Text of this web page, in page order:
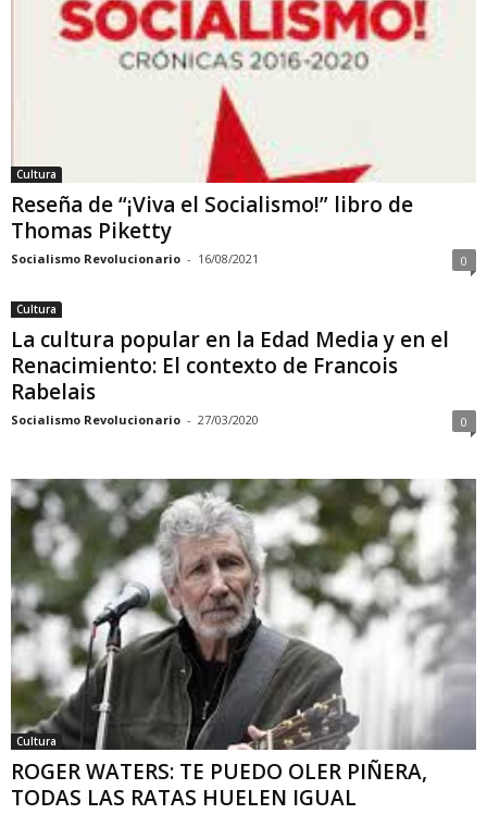
Cultura
Reseña de “¡Viva el Socialismo!” libro de
Thomas Piketty
Socialismo Revolucionario - 16/08/2021 0
Cultura
La cultura popular en la Edad Media y en el
Renacimiento: El contexto de Francois
Rabelais
Socialismo Revolucionario - 27/03/2020 0
Cultura
ROGER WATERS: TE PUEDO OLER PIÑERA,
TODAS LAS RATAS HUELEN IGUAL